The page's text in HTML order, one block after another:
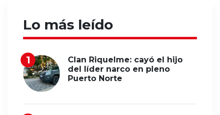
Lo más leído
Clan Riquelme: cayó el hijo
del líder narco en pleno
Puerto Norte